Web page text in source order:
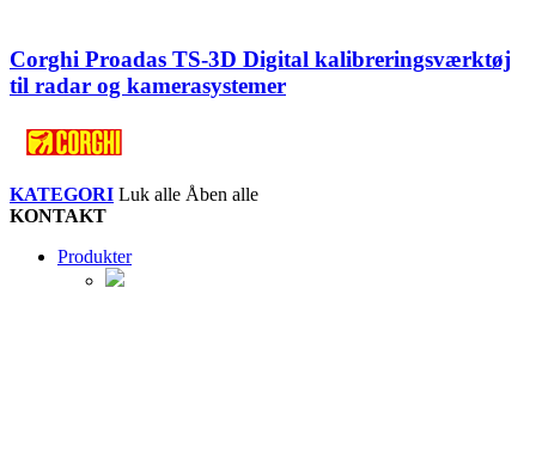
Corghi Proadas TS-3D Digital kalibreringsværktøj
til radar og kamerasystemer
KATEGORI Luk alle Åben alle
KONTAKT
Produkter